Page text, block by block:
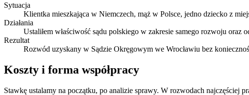
Sytuacja
Klientka mieszkająca w Niemczech, mąż w Polsce, jedno dziecko z
Działania
Ustaliłem właściwość sądu polskiego w zakresie samego rozwoju oraz
Rezultat
Rozwód uzyskany w Sądzie Okręgowym we Wrocławiu bez
Koszty i forma współpracy
Stawkę ustalamy na początku, po analizie sprawy. W rozwodach najczęściej